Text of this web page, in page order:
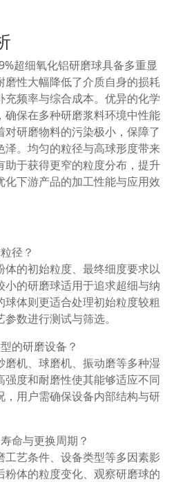
超细氧化铝研磨球具备多重显
性大幅降低了介质自身的损耗
频率与综合成本。优异的化学
保在多种研磨浆料环境中性能
研磨物料的污染极小，保障了
。均匀的粒径与高球形度带来
助于获得更窄的粒度分布，提升
下游产品的加工性能与应用效
径？
的初始粒度、最终细度要求以
的研磨球适用于追求超细与纳
体则更适合处理初始粒度较粗
数进行测试与筛选。
的研磨设备？
机、球磨机、振动磨等多种湿
度和耐磨性使其能够适应不同
用户需确保设备内部结构与研
命与更换周期？
艺条件、设备类型等多因素影
体的粒度变化、观察研磨球的